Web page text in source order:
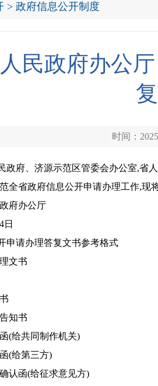
> 政府信息公开制度
民政府办公
时间：
政府、济源示范区管委会办公室,省
全省政府信息公开申请办理工作,现
府办公厅
日
申请办理答复文书参考格式
文书
知书
(给共同制作机关)
(给第三方)
认函(给征求意见方)